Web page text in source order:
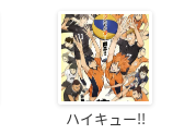
ハイキュー!!